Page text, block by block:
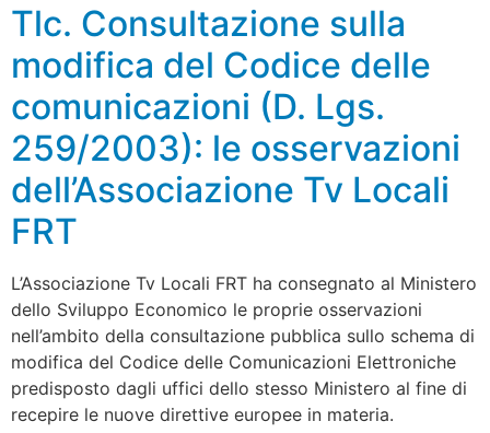
Tlc. Consultazione sulla
modifica del Codice delle
comunicazioni (D. Lgs.
259/2003): le osservazioni
dell’Associazione Tv Locali
FRT
L’Associazione Tv Locali FRT ha consegnato al Ministero
dello Sviluppo Economico le proprie osservazioni
nell’ambito della consultazione pubblica sullo schema di
modifica del Codice delle Comunicazioni Elettroniche
predisposto dagli uffici dello stesso Ministero al fine di
recepire le nuove direttive europee in materia.